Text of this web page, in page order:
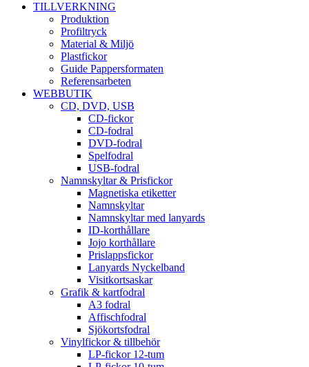
TILLVERKNING
Produktion
Profiltryck
Material & Miljö
Plastfickor
Guide Pappersformaten
Referensarbeten
WEBBUTIK
CD, DVD, USB
CD-fickor
CD-fodral
DVD-fodral
Spelfodral
USB-fodral
Namnskyltar & Prisfickor
Magnetiska etiketter
Namnskyltar
Namnskyltar med lanyards
ID-korthållare
Jojo korthållare
Prislappsfickor
Lanyards Nyckelband
Visitkortsaskar
Grafik & kartfodral
A3 fodral
Affischfodral
Sjökortsfodral
Vinylfickor & tillbehör
LP-fickor 12-tum